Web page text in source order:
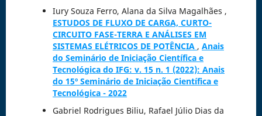
Iury Souza Ferro, Alana da Silva Magalhães ,
ESTUDOS DE FLUXO DE CARGA, CURTO-
CIRCUITO FASE-TERRA E ANÁLISES EM
SISTEMAS ELÉTRICOS DE POTÊNCIA , Anais
do Seminário de Iniciação Científica e
Tecnológica do IFG: v. 15 n. 1 (2022): Anais
do 15º Seminário de Iniciação Científica e
Tecnológica - 2022
Gabriel Rodrigues Biliu, Rafael Júlio Dias da